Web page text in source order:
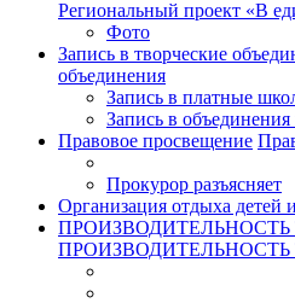
Региональный проект «В
Фото
Запись в творческие
объединения
Запись в платные
Запись в
Правовое просвещение
Прокурор разъясняет
Организация отдыха детей
ПРОИЗВОДИТЕЛЬНОСТЬ
ПРОИЗВОДИТЕЛЬНОСТЬ